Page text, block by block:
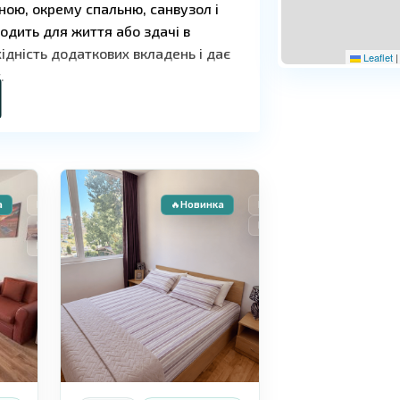
окрему спальню, санвузол і
для життя або здачі в
додаткових вкладень і дає
під'їздами та доглянутою
відкривається з квартири, що
Такса підтримки становить 8
Продаж
Новобуд
Розстрочка
Продаж
Вторинне житло
🔥Новинка
Leaflet |